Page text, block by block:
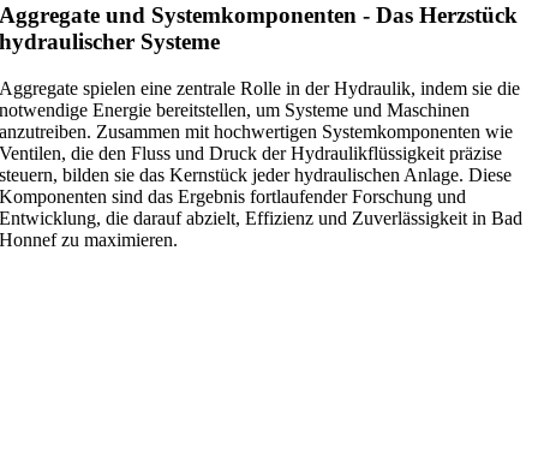
Aggregate und Systemkomponenten - Das Herzstück
hydraulischer Systeme
Aggregate spielen eine zentrale Rolle in der Hydraulik, indem sie die
notwendige Energie bereitstellen, um Systeme und Maschinen
anzutreiben. Zusammen mit hochwertigen Systemkomponenten wie
Ventilen, die den Fluss und Druck der Hydraulikflüssigkeit präzise
steuern, bilden sie das Kernstück jeder hydraulischen Anlage. Diese
Komponenten sind das Ergebnis fortlaufender Forschung und
Entwicklung, die darauf abzielt, Effizienz und Zuverlässigkeit in Bad
Honnef zu maximieren.